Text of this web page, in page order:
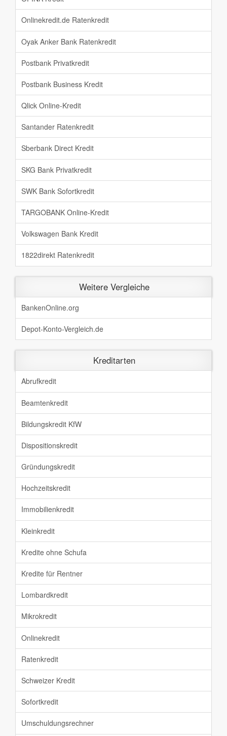
Onlinekredit.de Ratenkredit
Oyak Anker Bank Ratenkredit
Postbank Privatkredit
Postbank Business Kredit
Qlick Online-Kredit
Santander Ratenkredit
Sberbank Direct Kredit
SKG Bank Privatkredit
SWK Bank Sofortkredit
TARGOBANK Online-Kredit
Volkswagen Bank Kredit
1822direkt Ratenkredit
Weitere Vergleiche
BankenOnline.org
Depot-Konto-Vergleich.de
Kreditarten
Abrufkredit
Beamtenkredit
Bildungskredit KfW
Dispositionskredit
Gründungskredit
Hochzeitskredit
Immobilienkredit
Kleinkredit
Kredite ohne Schufa
Kredite für Rentner
Lombardkredit
Mikrokredit
Onlinekredit
Ratenkredit
Schweizer Kredit
Sofortkredit
Umschuldungsrechner